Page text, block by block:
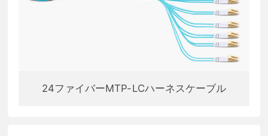
24ファイバーMTP-LCハーネスケーブル